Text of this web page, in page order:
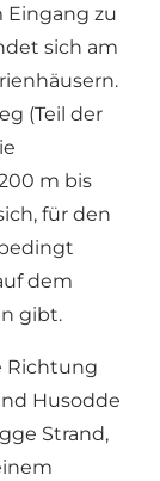
Eingang zu
sich am
(Teil der
m bis
für den
dem
gibt.
Richtung
Husodde
Strand,